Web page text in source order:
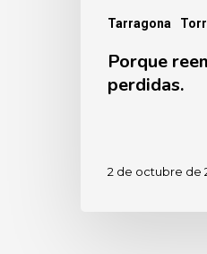
Tarragona
Porque
perdidas.
2 de octubre de